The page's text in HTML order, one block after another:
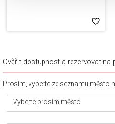
Ověřit dostupnost a rezervovat na
Prosím, vyberte ze seznamu město
Vyberte prosím město